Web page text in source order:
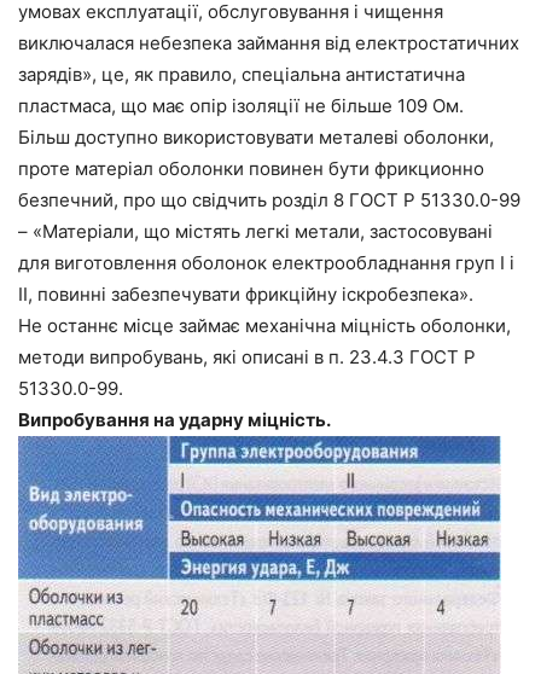
умовах експлуатації, обслуговування і чищення
виключалася небезпека займання від електростатичних
зарядів», це, як правило, спеціальна антистатична
пластмаса, що має опір ізоляції не більше 109 Ом.
Більш доступно використовувати металеві оболонки,
проте матеріал оболонки повинен бути фрикционно
безпечний, про що свідчить розділ 8 ГОСТ Р 51330.0-99
– «Матеріали, що містять легкі метали, застосовувані
для виготовлення оболонок електрообладнання груп I і
II, повинні забезпечувати фрикційну іскробезпека».
Не останнє місце займає механічна міцність оболонки,
методи випробувань, які описані в п. 23.4.3 ГОСТ Р
51330.0-99.
Випробування на ударну міцність.